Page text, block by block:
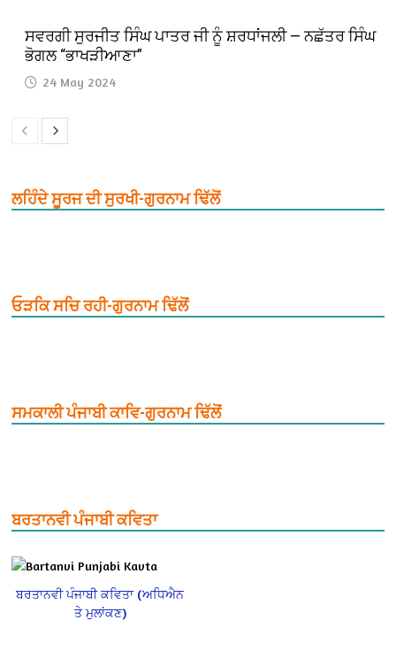
ਸਵਰਗੀ ਸੁਰਜੀਤ ਸਿੰਘ ਪਾਤਰ ਜੀ ਨੂੰ ਸ਼ਰਧਾਂਜਲੀ — ਨਛੱਤਰ ਸਿੰਘ
ਭੋਗਲ “ਭਾਖੜੀਆਣਾ”
24 May 2024
ਲਹਿੰਦੇ ਸੂਰਜ ਦੀ ਸੁਰਖੀ-ਗੁਰਨਾਮ ਢਿੱਲੋਂ
ਓੜਕਿ ਸਚਿ ਰਹੀ-ਗੁਰਨਾਮ ਢਿੱਲੋਂ
ਸਮਕਾਲੀ ਪੰਜਾਬੀ ਕਾਵਿ-ਗੁਰਨਾਮ ਢਿੱਲੋਂ
ਬਰਤਾਨਵੀ ਪੰਜਾਬੀ ਕਵਿਤਾ
ਬਰਤਾਨਵੀ ਪੰਜਾਬੀ ਕਵਿਤਾ (ਅਧਿਐਨ
ਤੇ ਮੁਲਾਂਕਣ)